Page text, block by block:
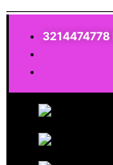
3214474778